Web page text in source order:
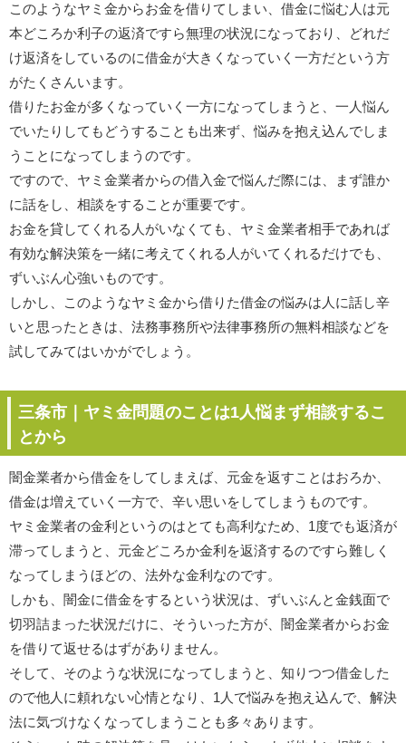
このようなヤミ金からお金を借りてしまい、借金に悩む人は元
本どころか利子の返済ですら無理の状況になっており、どれだ
け返済をしているのに借金が大きくなっていく一方だという方
がたくさんいます。
借りたお金が多くなっていく一方になってしまうと、一人悩ん
でいたりしてもどうすることも出来ず、悩みを抱え込んでしま
うことになってしまうのです。
ですので、ヤミ金業者からの借入金で悩んだ際には、まず誰か
に話をし、相談をすることが重要です。
お金を貸してくれる人がいなくても、ヤミ金業者相手であれば
有効な解決策を一緒に考えてくれる人がいてくれるだけでも、
ずいぶん心強いものです。
しかし、このようなヤミ金から借りた借金の悩みは人に話し辛
いと思ったときは、法務事務所や法律事務所の無料相談などを
試してみてはいかがでしょう。
三条市｜ヤミ金問題のことは1人悩まず相談するこ
とから
闇金業者から借金をしてしまえば、元金を返すことはおろか、
借金は増えていく一方で、辛い思いをしてしまうものです。
ヤミ金業者の金利というのはとても高利なため、1度でも返済が
滞ってしまうと、元金どころか金利を返済するのですら難しく
なってしまうほどの、法外な金利なのです。
しかも、闇金に借金をするという状況は、ずいぶんと金銭面で
切羽詰まった状況だけに、そういった方が、闇金業者からお金
を借りて返せるはずがありません。
そして、そのような状況になってしまうと、知りつつ借金した
ので他人に頼れない心情となり、1人で悩みを抱え込んで、解決
法に気づけなくなってしまうことも多々あります。